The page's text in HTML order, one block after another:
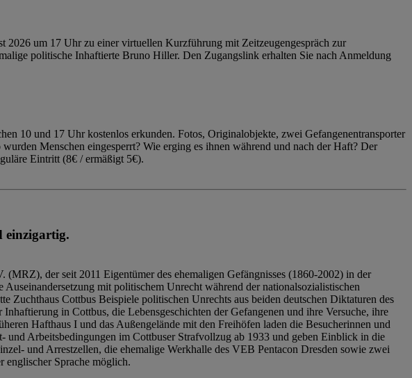
2026 um 17 Uhr zu einer virtuellen Kurzführung mit Zeitzeugengespräch zur
politische Inhaftierte Bruno Hiller. Den Zugangslink erhalten Sie nach Anmeldung
10 und 17 Uhr kostenlos erkunden. Fotos, Originalobjekte, zwei Gefangenentransporter
Menschen eingesperrt? Wie erging es ihnen während und nach der Haft? Der
Eintritt (8€ / ermäßigt 5€).
einzigartig.
der seit 2011 Eigentümer des ehemaligen Gefängnisses (1860-2002) in der
mit politischem Unrecht während der nationalsozialistischen
Zuchthaus Cottbus Beispiele politischen Unrechts aus beiden deutschen Diktaturen des
in Cottbus, die Lebensgeschichten der Gefangenen und ihre Versuche, ihre
Hafthaus I und das Außengelände mit den Freihöfen laden die Besucherinnen und
Arbeitsbedingungen im Cottbuser Strafvollzug ab 1933 und geben Einblick in die
und Arrestzellen, die ehemalige Werkhalle des VEB Pentacon Dresden sowie zwei
englischer Sprache möglich.